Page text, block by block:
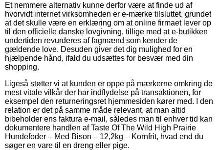
Et nemmere alternativ kunne derfor være at finde ud af
hvorvidt internet virksomheden er e-mærke tilsluttet, grundet
at det skulle være en erklæring om at online firmaet lever op
til den officielle danske lovgivning, tillige med at e-butikken
undertiden revurderes af fagmænd som kender de
gældende love. Desuden giver det dig mulighed for en
hjælpende hånd, ifald du udsættes for besvær med din
shopping.
Ligeså støtter vi at kunden er oppe på mærkerne omkring de
mest vitale vilkår der har indflydelse på transaktionen, for
eksempel den returneringsret hjemmesiden kører med. I den
relation er det på samme måde relevant, at man altid
bibeholder ens faktura e-mail, således man til enhver tid kan
dokumentere handlen af Taste Of The Wild High Prairie
Hundefoder – Med Bison – 12,2kg – Kornfrit, hvad end du
søger en vare til en dreng eller pige.